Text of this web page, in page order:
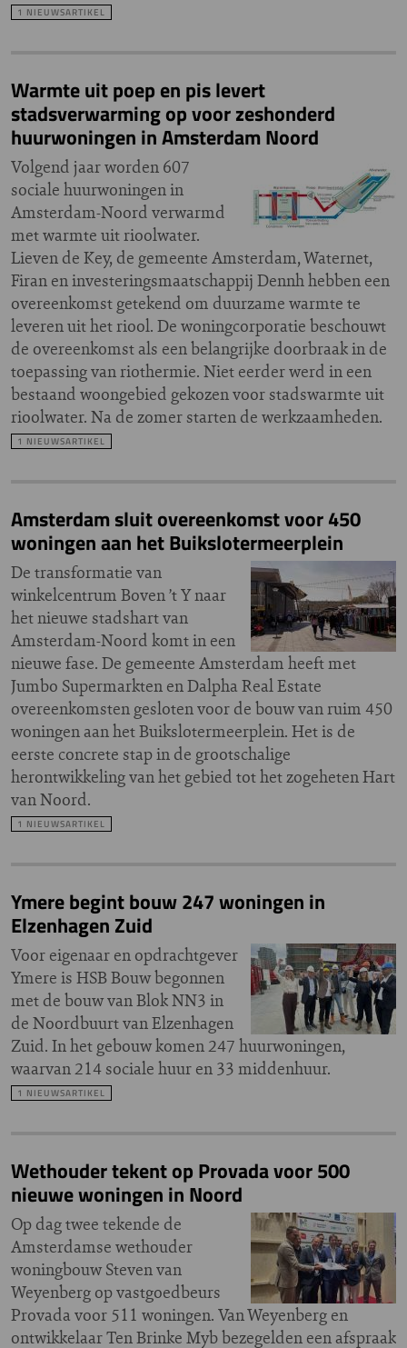
1 NIEUWSARTIKEL
Warmte uit poep en pis levert
stadsverwarming op voor zeshonderd
huurwoningen in Amsterdam Noord
Volgend jaar worden 607
sociale huurwoningen in
Amsterdam-Noord verwarmd
met warmte uit rioolwater.
Lieven de Key, de gemeente Amsterdam, Waternet,
Firan en investeringsmaatschappij Dennh hebben een
overeenkomst getekend om duurzame warmte te
leveren uit het riool. De woningcorporatie beschouwt
de overeenkomst als een belangrijke doorbraak in de
toepassing van riothermie. Niet eerder werd in een
bestaand woongebied gekozen voor stadswarmte uit
rioolwater. Na de zomer starten de werkzaamheden.
1 NIEUWSARTIKEL
Amsterdam sluit overeenkomst voor 450
woningen aan het Buikslotermeerplein
De transformatie van
winkelcentrum Boven ’t Y naar
het nieuwe stadshart van
Amsterdam-Noord komt in een
nieuwe fase. De gemeente Amsterdam heeft met
Jumbo Supermarkten en Dalpha Real Estate
overeenkomsten gesloten voor de bouw van ruim 450
woningen aan het Buikslotermeerplein. Het is de
eerste concrete stap in de grootschalige
herontwikkeling van het gebied tot het zogeheten Hart
van Noord.
1 NIEUWSARTIKEL
Ymere begint bouw 247 woningen in
Elzenhagen Zuid
Voor eigenaar en opdrachtgever
Ymere is HSB Bouw begonnen
met de bouw van Blok NN3 in
de Noordbuurt van Elzenhagen
Zuid. In het gebouw komen 247 huurwoningen,
waarvan 214 sociale huur en 33 middenhuur.
1 NIEUWSARTIKEL
Wethouder tekent op Provada voor 500
nieuwe woningen in Noord
Op dag twee tekende de
Amsterdamse wethouder
woningbouw Steven van
Weyenberg op vastgoedbeurs
Provada voor 511 woningen. Van Weyenberg en
ontwikkelaar Ten Brinke Myb bezegelden een afspraak